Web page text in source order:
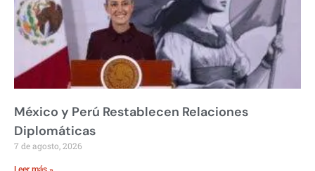
México y Perú Restablecen Relaciones
Diplomáticas
7 de agosto, 2026